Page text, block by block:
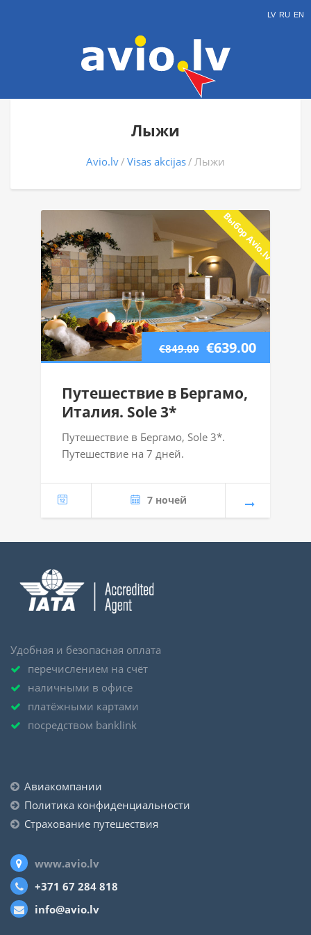
LV RU EN
Лыжи
Avio.lv Visas akcijas Лыжи
Выбор Avio.lv
€849.00 €639.00
Путешествие в Бергамо,
Италия. Sole 3*
Путешествие в Бергамо, Sole 3*.
Путешествие на 7 дней.
7 ночей
Удобная и безопасная оплата
перечислением на счёт
наличными в офисе
платёжными картами
посредством banklink
Авиакомпании
Политика конфиденциальности
Страхование путешествия
www.avio.lv
+371 67 284 818
info@avio.lv